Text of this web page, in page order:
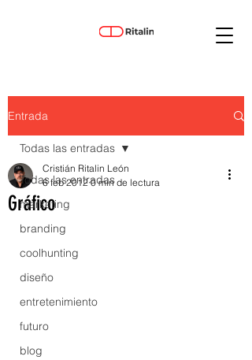
Entrada
Todas las entradas
marketing
branding
coolhunting
diseño
entretenimiento
futuro
blog
Todas las entradas
Gráfico
Cristián Ritalin León
6 feb 2012 0 min de lectura